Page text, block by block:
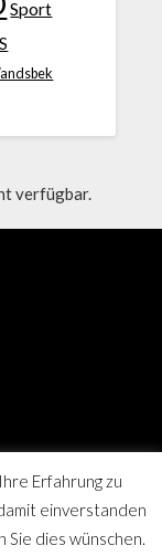
Sport
verfügbar.
Erfahrung zu
einverstanden
Sie dies wünschen.